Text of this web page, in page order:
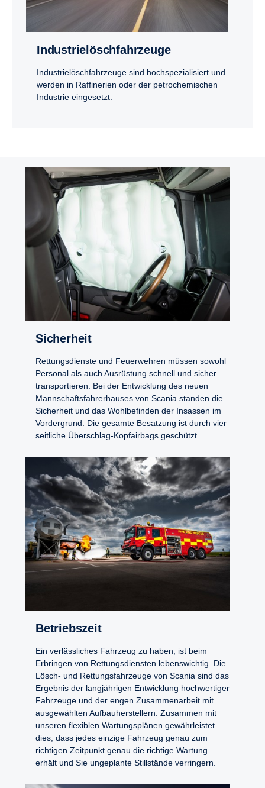
Indus­trie­lösch­fahr­zeuge
Industrielöschfahrzeuge sind hochspezialisiert und
werden in Raffinerien oder der petrochemischen
Industrie eingesetzt.
Sicher­heit
Rettungsdienste und Feuerwehren müssen sowohl
Personal als auch Ausrüstung schnell und sicher
transportieren. Bei der Entwicklung des neuen
Mannschaftsfahrerhauses von Scania standen die
Sicherheit und das Wohlbefinden der Insassen im
Vordergrund. Die gesamte Besatzung ist durch vier
seitliche Überschlag-Kopfairbags geschützt.
Betriebs­zeit
Ein verlässliches Fahrzeug zu haben, ist beim
Erbringen von Rettungsdiensten lebenswichtig. Die
Lösch- und Rettungsfahrzeuge von Scania sind das
Ergebnis der langjährigen Entwicklung hochwertiger
Fahrzeuge und der engen Zusammenarbeit mit
ausgewählten Aufbauherstellern. Zusammen mit
unseren flexiblen Wartungsplänen gewährleistet
dies, dass jedes einzige Fahrzeug genau zum
richtigen Zeitpunkt genau die richtige Wartung
erhält und Sie ungeplante Stillstände verringern.